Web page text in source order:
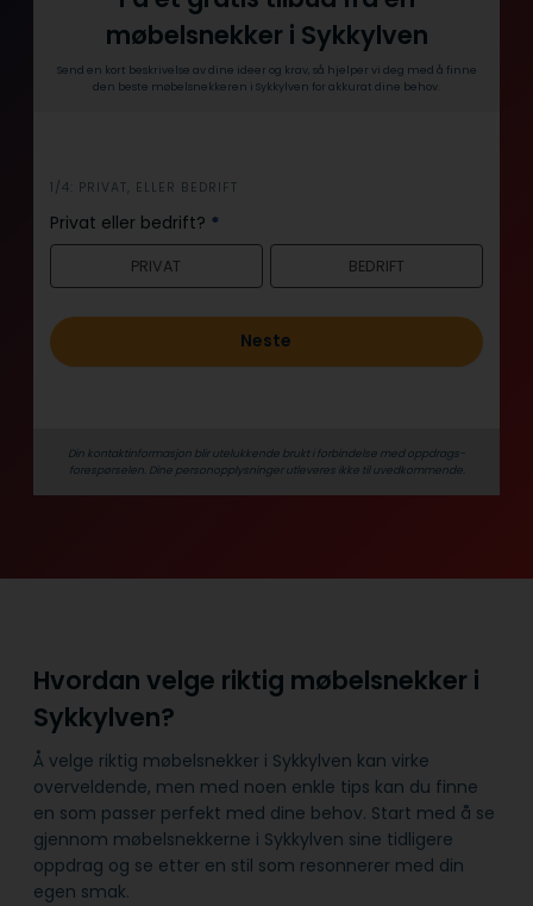
møbelsnekker i Sykkylven
Send en kort beskrivelse av dine ideer og krav, så hjelper vi deg med å finne
den beste møbelsnekkeren i Sykkylven for akkurat dine behov.
i
n
n
o
d
1/4: PRIVAT, ELLER BEDRIFT
Privat eller bedrift? *
PRIVAT BEDRIFT
Neste
Din kontaktinformasjon blir utelukkende brukt i forbindelse med oppdrags­
forespørselen. Dine person­­opplysninger utleveres ikke til uvedkommende.
Hvordan velge riktig møbelsnekker i
Sykkylven?
Å velge riktig møbelsnekker i Sykkylven kan virke
overveldende, men med noen enkle tips kan du finne
en som passer perfekt med dine behov. Start med å se
gjennom møbelsnekkerne i Sykkylven sine tidligere
oppdrag og se etter en stil som resonnerer med din
egen smak.